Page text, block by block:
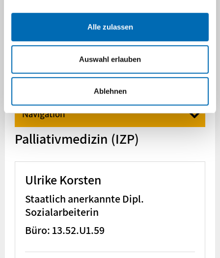
Alle zulassen
Auswahl erlauben
Ablehnen
Palliativmedizin (IZP)
CIO Düsseldorf / Onkologisches Zentrum
Navigation
Palliativmedizin (IZP)
Ulrike Korsten
Staatlich anerkannte Dipl.
Sozialarbeiterin
Büro: 13.52.U1.59